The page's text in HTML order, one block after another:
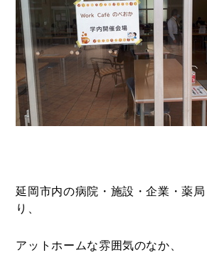
延岡市内の病院・施設・企業・薬局
り、
アットホームな雰囲気のなか、